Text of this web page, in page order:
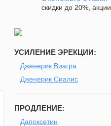
скидки до 20%, акции
УСИЛЕНИЕ ЭРЕКЦИИ:
Дженерик Виагра
Дженерик Сиалис
ПРОДЛЕНИЕ:
Дапоксетин